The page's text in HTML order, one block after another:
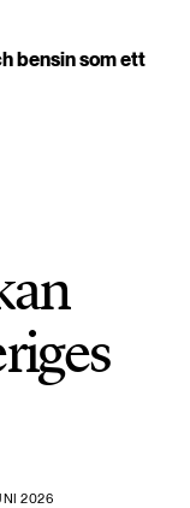
bensin som ett
2026